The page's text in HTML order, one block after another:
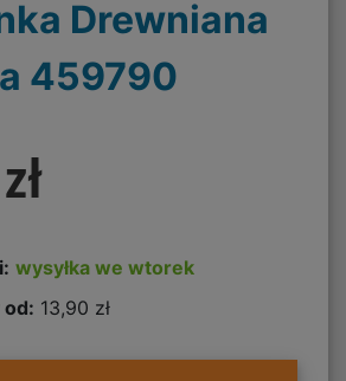
Drewniana
459790
wysyłka we wtorek
od: 13,90 zł